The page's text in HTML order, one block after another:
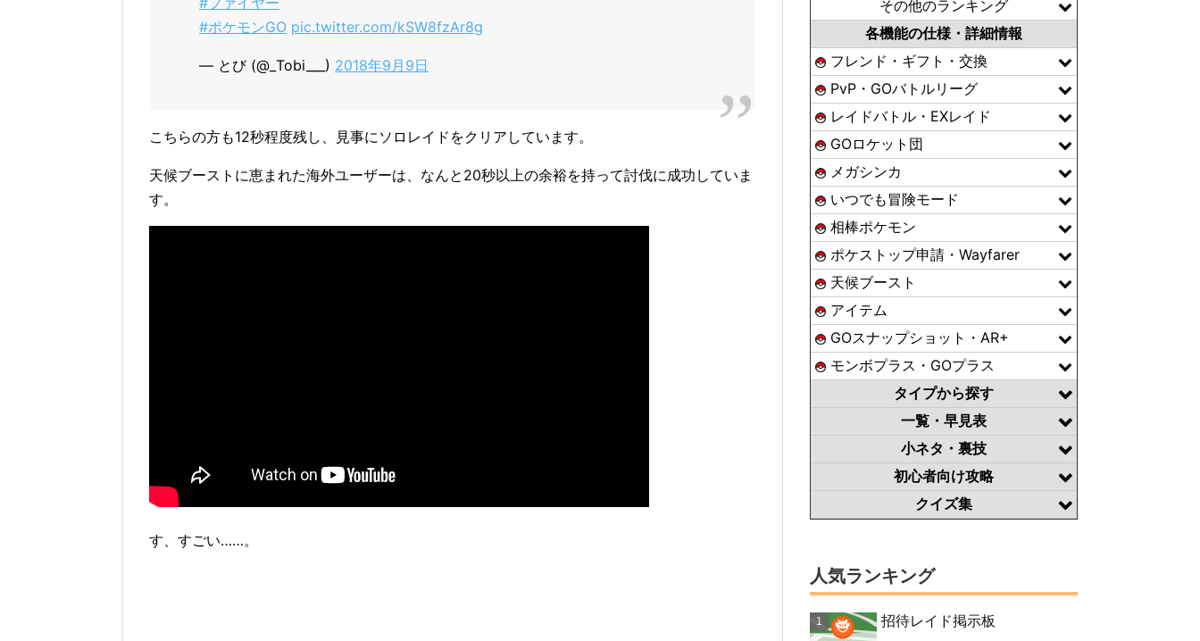
#ポケモンGO pic.twitter.com/kSW8fzAr8g
— とび (@_Tobi___) 2018年9月9日
こちらの方も12秒程度残し、見事にソロレイドをクリアしています。
天候ブーストに恵まれた海外ユーザーは、なんと20秒以上の余裕を持って討伐に成功していま
す。
す、すごい……。
その他のランキング
各機能の仕様・詳細情報
フレンド・ギフト・交換
PvP・GOバトルリーグ
レイドバトル・EXレイド
GOロケット団
メガシンカ
いつでも冒険モード
相棒ポケモン
ポケストップ申請・Wayfarer
天候ブースト
アイテム
GOスナップショット・AR+
モンボプラス・GOプラス
タイプから探す
一覧・早見表
小ネタ・裏技
初心者向け攻略
クイズ集
人気ランキング
招待レイド掲示板